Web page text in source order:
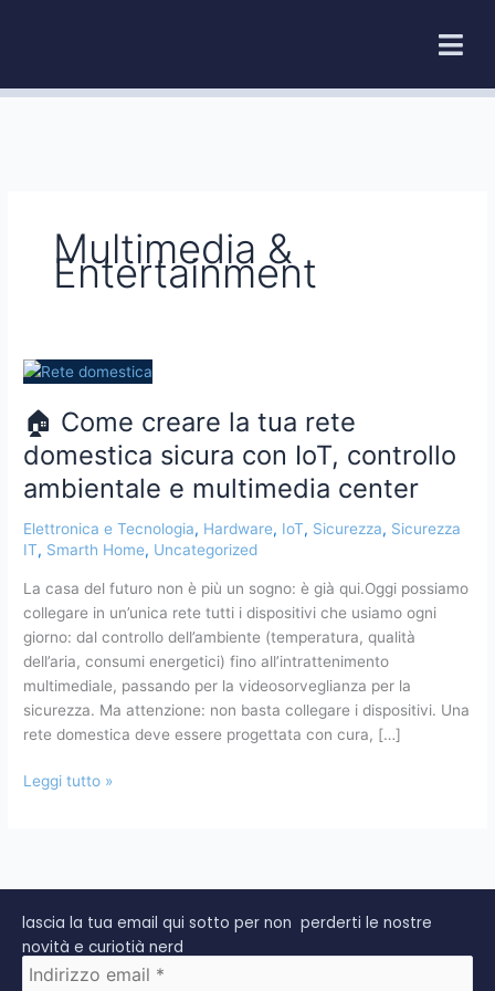
Multimedia &
Entertainment
🏠 Come creare la tua rete
domestica sicura con IoT, controllo
ambientale e multimedia center
Elettronica e Tecnologia, Hardware, IoT, Sicurezza, Sicurezza
IT, Smarth Home, Uncategorized
La casa del futuro non è più un sogno: è già qui.Oggi possiamo
collegare in un’unica rete tutti i dispositivi che usiamo ogni
giorno: dal controllo dell’ambiente (temperatura, qualità
dell’aria, consumi energetici) fino all’intrattenimento
multimediale, passando per la videosorveglianza per la
sicurezza. Ma attenzione: non basta collegare i dispositivi. Una
rete domestica deve essere progettata con cura, […]
🏠
creare
la
tua
rete
sicura
con
IoT,
controllo
ambientale
e
multimedia
center
Leggi tutto »
lascia la tua email qui sotto per non perderti le nostre
novità e curiotià nerd